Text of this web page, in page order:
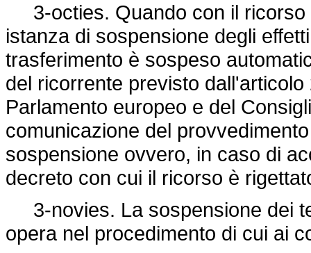
3-octies. Quando con il ricorso
istanza di sospensione degli
trasferimento è sospeso
del ricorrente previsto
Parlamento europeo e del
comunicazione del
sospensione ovvero, in caso di
decreto con cui il ricorso è
3-novies. La sospensione dei
opera nel procedimento di cui ai